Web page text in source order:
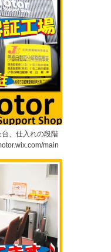
、仕入れの段階
main